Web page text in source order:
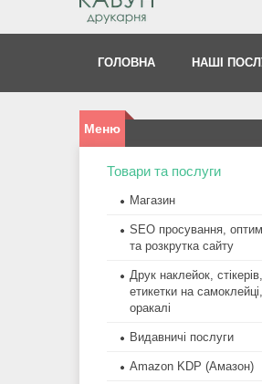
ГОЛОВНА НАШІ
Товари та послуги
Магазин
SEO просування,
та розкрутка сайту
Друк наклейок, стікерів,
етикетки на самоклейці,
оракалі
Видавничі послуги
Amazon KDP (Амазон)